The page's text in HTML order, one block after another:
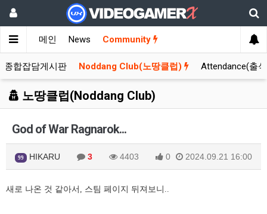
메인 News Community
종합잡담게시판 Noddang Club(노땅클럽) Attendance(출
노땅클럽(Noddang Club)
God of War Ragnarok...
99 HIKARU 3 4403 0 2024.09.21 16:00
새로 나온 것 같아서, 스팀 페이지 뒤져보니..